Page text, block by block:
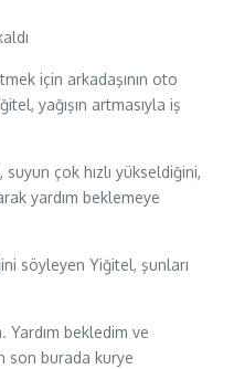
için arkadaşının oto
yağışın artmasıyla iş
suyun çok hızlı yükseldiğini,
yardım beklemeye
söyleyen Yiğitel, şunları
Yardım bekledim ve
son burada kurye